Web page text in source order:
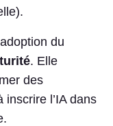
du
. Elle
des
l’IA dans